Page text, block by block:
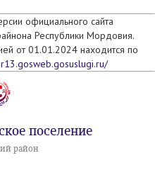
официального сайта
Республики Мордовия.
от 01.01.2024 находится по
поселение
район